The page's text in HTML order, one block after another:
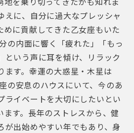
地を乗り切ってきたかも知れま
えに、自分に過大なプレッシャ
めに貢献してきた乙女座もいた
の内面に響く「疲れた」「もっ
という声に耳を傾け、リラック
ます。幸運の大惑星・木星は
の安息のハウスにいて、今のあ
ライベートを大切にしたいとい
ます。長年のストレスから、健
が出始めやすい年でもあり、身